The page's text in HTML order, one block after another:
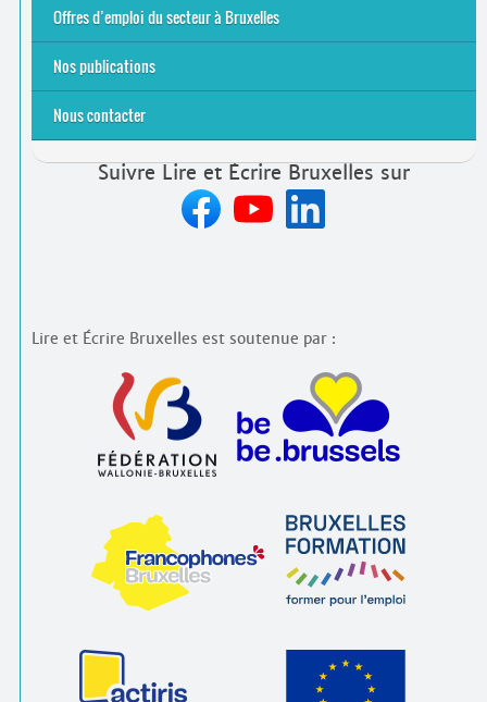
2021
2024
2025
Offres d’emploi du secteur à Bruxelles
Emplois rémunérés
Bénévolat
Candidature spontanée à Lire et Écrire Bruxelles
Nos publications
Nous contacter
Suivre Lire et Écrire Bruxelles sur
Lire et Écrire Bruxelles est soutenue par :